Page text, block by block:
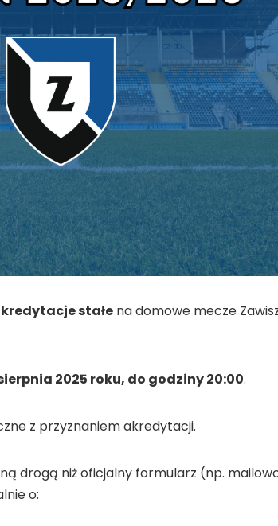
stałe na domowe mecze
2025 roku, do godziny 20:00.
z przyznaniem akredytacji.
drogą niż oficjalny formularz (np.
o: